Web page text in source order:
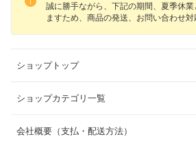
誠に勝手ながら、下記の期間、夏季休業
ますため、商品の発送、お問い合わせ対
ショップトップ
ショップカテゴリ一覧
会社概要（支払・配送方法）